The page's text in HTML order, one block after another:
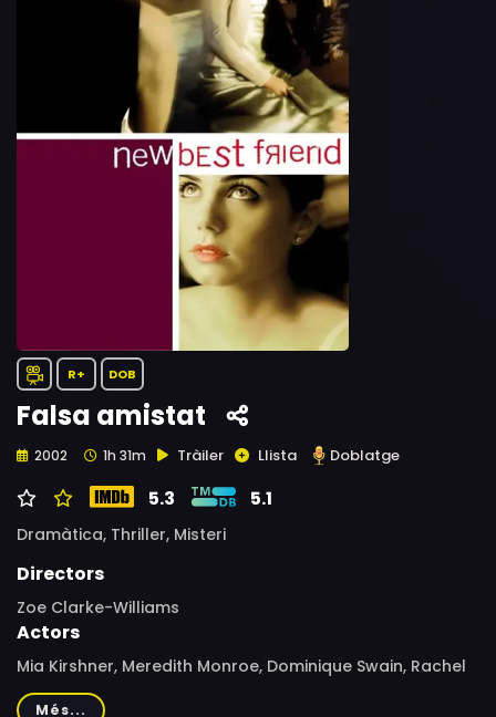
R+ DOB
Falsa amistat
2002 1h 31m Tràiler Llista Doblatge
5.3 5.1
Dramàtica, Thriller, Misteri
Directors
Zoe Clarke-Williams
Actors
Mia Kirshner, Meredith Monroe, Dominique Swain, Rachel
True, Scott Bairstow, Taye Diggs, Oliver Hudson, Glynnis
Més...